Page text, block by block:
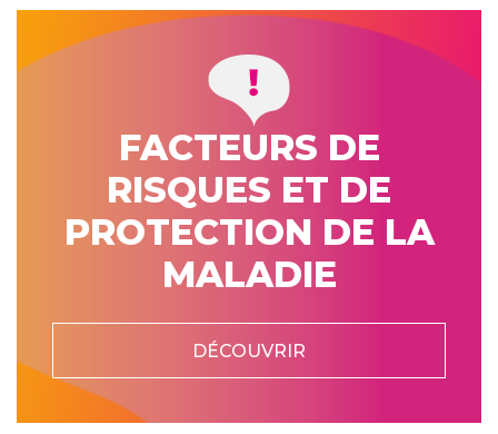
FACTEURS DE
RISQUES ET DE
PROTECTION DE LA
MALADIE
DÉCOUVRIR